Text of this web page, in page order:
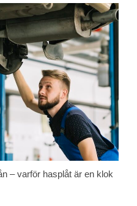
– varför hasplåt är en klok